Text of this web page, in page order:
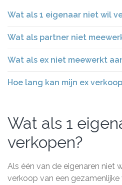
Wat als 1 eigenaar niet wil
Wat als partner niet
Wat als ex niet meewerkt
Hoe lang kan mijn ex
Wat als 1
verkopen?
Als één van de eigenaren niet
verkoop van een